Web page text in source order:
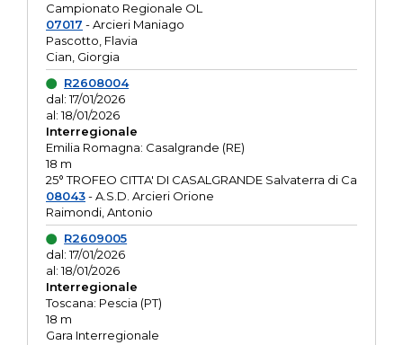
Campionato Regionale OL
07017 - Arcieri Maniago
Pascotto, Flavia
Cian, Giorgia
R2608004
dal: 17/01/2026
al: 18/01/2026
Interregionale
Emilia Romagna: Casalgrande (RE)
18 m
25° TROFEO CITTA' DI CASALGRANDE Salvaterra di Ca
08043- A.S.D. Arcieri Orione
Raimondi, Antonio
R2609005
dal: 17/01/2026
al: 18/01/2026
Interregionale
Toscana: Pescia (PT)
18 m
Gara Interregionale